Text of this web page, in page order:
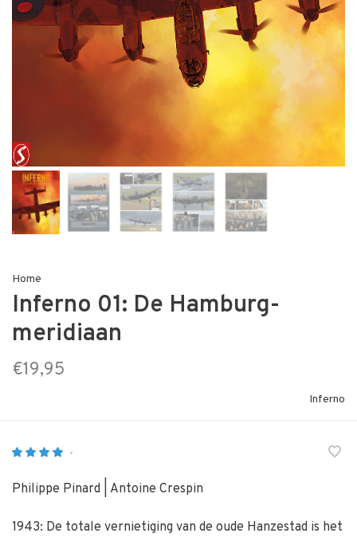
Home
Inferno 01: De Hamburg-
meridiaan
€19,95
Inferno
•
Philippe Pinard | Antoine Crespin
1943: De totale vernietiging van de oude Hanzestad is het